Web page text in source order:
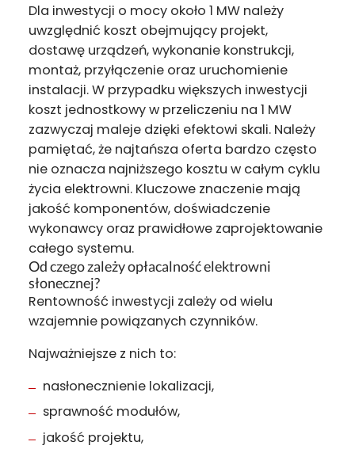
Dla inwestycji o mocy około 1 MW należy
uwzględnić koszt obejmujący projekt,
dostawę urządzeń, wykonanie konstrukcji,
montaż, przyłączenie oraz uruchomienie
instalacji. W przypadku większych inwestycji
koszt jednostkowy w przeliczeniu na 1 MW
zazwyczaj maleje dzięki efektowi skali. Należy
pamiętać, że najtańsza oferta bardzo często
nie oznacza najniższego kosztu w całym cyklu
życia elektrowni. Kluczowe znaczenie mają
jakość komponentów, doświadczenie
wykonawcy oraz prawidłowe zaprojektowanie
całego systemu.
Od czego zależy opłacalność elektrowni
słonecznej?
Rentowność inwestycji zależy od wielu
wzajemnie powiązanych czynników.
Najważniejsze z nich to:
nasłonecznienie lokalizacji,
sprawność modułów,
jakość projektu,